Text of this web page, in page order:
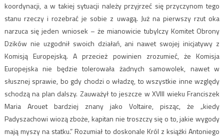
koordynacji, a w takiej sytuacji należy przyjrzeć się przyczynom tego
stanu rzeczy i rozebrać je sobie z uwagą. Już na pierwszy rzut oka
narzuca się jeden wniosek – że mianowicie tubylczy Komitet Obrony
Dzików nie uzgodnił swoich działań, ani nawet swojej inicjatywy z
Komisją Europejską. A przecież powinien zrozumieć, że Komisja
Europejska nie będzie tolerowała żadnych samowolek, nawet w
słusznej sprawie, bo gdy chodzi o władzę, to wszystkie inne względy
schodzą na plan dalszy. Zauważył to jeszcze w XVIII wieku Franciszek
Maria Arouet bardziej znany jako Voltaire, pisząc, że „kiedy
Padyszachowi wiozą zboże, kapitan nie troszczy się o to, jakie wygody
mają myszy na statku.” Rozumiał to doskonale Król z książki Antoniego